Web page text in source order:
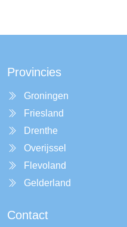
Provincies
Groningen
Friesland
Drenthe
Overijssel
Flevoland
Gelderland
Contact